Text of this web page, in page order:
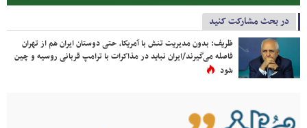
در بحث مشارکت کنید
ظریف: بدون مدیریت تنش با آمریکا، حتی دوستان ایران هم از تهران
فاصله می‌گیرند/ایران نباید در مذاکرات با ترامپ قربانی روسیه و چین
شود